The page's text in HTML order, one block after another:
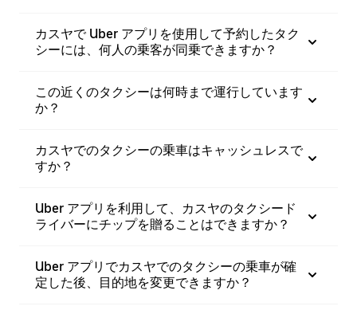
カスヤで Uber アプリを使用して予約したタク
シーには、何人の乗客が同乗できますか？
この近くのタクシーは何時まで運行しています
か？
カスヤでのタクシーの乗車はキャッシュレスで
すか？
Uber アプリを利用して、カスヤのタクシード
ライバーにチップを贈ることはできますか？
Uber アプリでカスヤでのタクシーの乗車が確
定した後、目的地を変更できますか？